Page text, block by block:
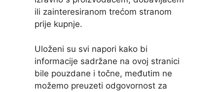
ili zainteresiranom trećom stranom
prije kupnje.
Uloženi su svi napori kako bi
informacije sadržane na ovoj stranici
bile pouzdane i točne, međutim ne
možemo preuzeti odgovornost za